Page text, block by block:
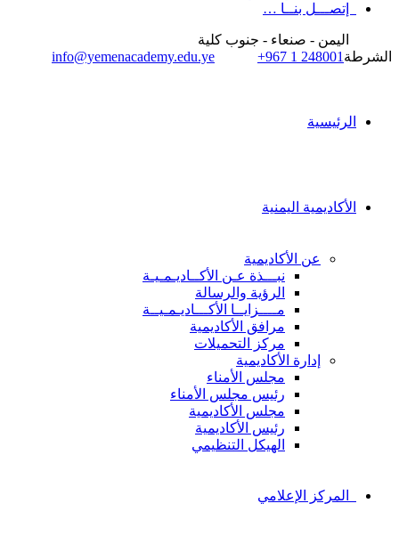
إتصـــل بنــا …
اليمن - صنعاء - جنوب كلية
الشرطة
info@yemenacademy.edu.ye +967 1 248001
الرئيسية
الأكاديمية اليمنية
عن الأكاديمية
نبـــذة عـن الأكــاديـمـيـة
الرؤية والرسالة
مــــزايــا الأكـــاديـمـيــة
مرافق الأكاديمية
مركز التحميلات
إدارة الأكاديمية
مجلس الأمناء
رئيس مجلس الأمناء
مجلس الأكاديمية
رئيس الأكاديمية
الهيكل التنظيمي
المركز الإعلامي